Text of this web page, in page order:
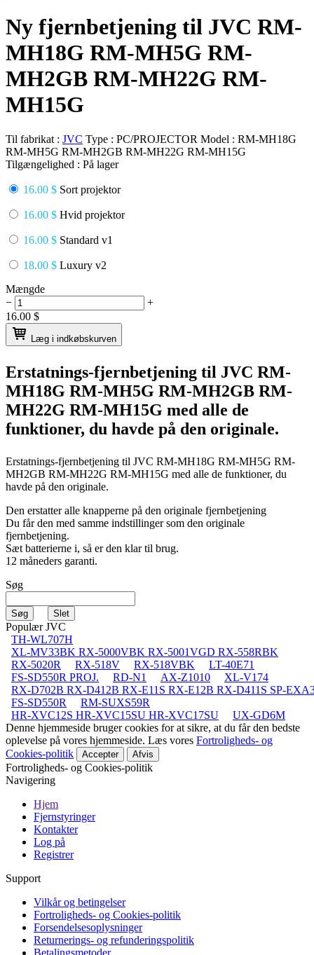
Ny fjernbetjening til JVC RM-
MH18G RM-MH5G RM-
MH2GB RM-MH22G RM-
MH15G
Til fabrikat : JVC Type : PC/PROJECTOR Model : RM-MH18G
RM-MH5G RM-MH2GB RM-MH22G RM-MH15G
Tilgængelighed : På lager
16.00 $ Sort projektor
16.00 $ Hvid projektor
16.00 $ Standard v1
18.00 $ Luxury v2
Mængde
−
+
16.00 $
Læg i indkøbskurven
Erstatnings-fjernbetjening til JVC RM-
MH18G RM-MH5G RM-MH2GB RM-
MH22G RM-MH15G med alle de
funktioner, du havde på den originale.
Erstatnings-fjernbetjening til JVC RM-MH18G RM-MH5G RM-
MH2GB RM-MH22G RM-MH15G med alle de funktioner, du
havde på den originale.
Den erstatter alle knapperne på den originale fjernbetjening
Du får den med samme indstillinger som den originale
fjernbetjening.
Sæt batterierne i, så er den klar til brug.
12 måneders garanti.
Søg
Populær JVC
TH-WL707H
XL-MV33BK RX-5000VBK RX-5001VGD RX-558RBK
RX-5020R
RX-518V RX-518VBK
LT-40E71
FS-SD550R PROJ.
RD-N1 AX-Z1010
XL-V174
RX-D702B RX-D412B RX-E11S RX-E12B RX-D411S SP-
FS-SD550R
RM-SUXS59R
HR-XVC12S HR-XVC15SU HR-XVC17SU
UX-GD6M
Denne hjemmeside bruger cookies for at sikre, at du får den bedste
oplevelse på vores hjemmeside. Læs vores Fortroligheds- og
Cookies-politik
Accepter Afvis
Fortroligheds- og Cookies-politik
Navigering
Hjem
Fjernstyringer
Kontakter
Log på
Registrer
Support
Vilkår og betingelser
Fortroligheds- og Cookies-politik
Forsendelsesoplysninger
Returnerings- og refunderingspolitik
Betalingsmetoder